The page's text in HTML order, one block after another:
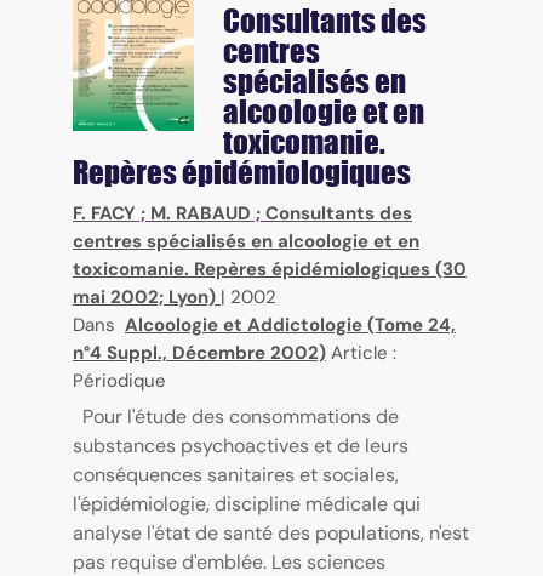
Consultants des
centres
spécialisés en
alcoologie et en
toxicomanie.
Repères épidémiologiques
F. FACY ; M. RABAUD ; Consultants des
centres spécialisés en alcoologie et en
toxicomanie. Repères épidémiologiques (30
mai 2002; Lyon) | 2002
Dans Alcoologie et Addictologie (Tome 24,
n°4 Suppl., Décembre 2002) Article :
Périodique
Pour l'étude des consommations de
substances psychoactives et de leurs
conséquences sanitaires et sociales,
l'épidémiologie, discipline médicale qui
analyse l'état de santé des populations, n'est
pas requise d'emblée. Les sciences